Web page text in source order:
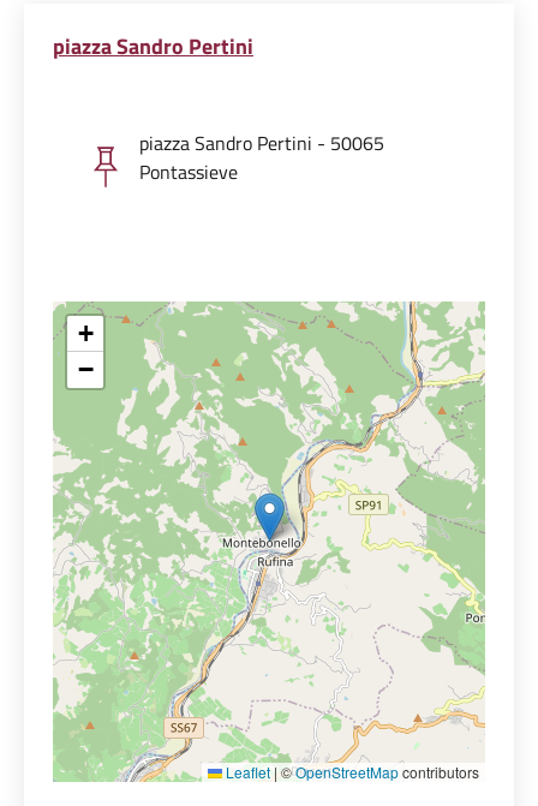
piazza Sandro Pertini
piazza Sandro Pertini - 50065
Pontassieve
+
−
Leaflet| ©OpenStreetMapcontributors